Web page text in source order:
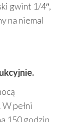
gwint 1/4″,
na niemal
pełni
150 godzin